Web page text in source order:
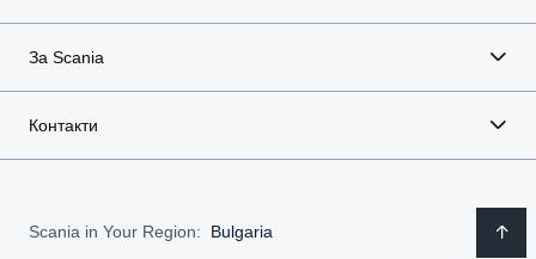
За Scania
Контакти
Scania in Your Region: Bulgaria